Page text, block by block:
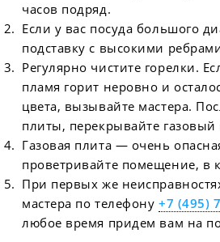
часов подряд.
Если у вас посуда большого
подставку с высокими
Регулярно чистите горелки.
пламя горит неровно и
цвета, вызывайте мастера.
плиты, перекрывайте газовый
Газовая плита — очень
проветривайте помещение, в
При первых же
мастера по телефону +7 (495)
любое время придем вам на